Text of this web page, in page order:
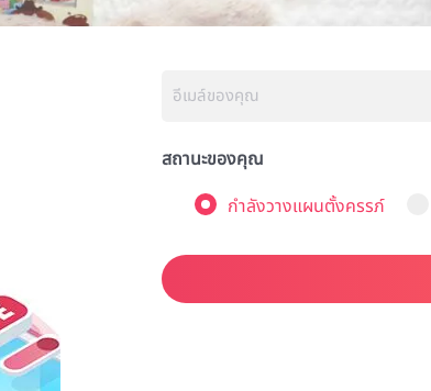
สถานะของคุณ
กำลังวางแผนตั้งครรภ์